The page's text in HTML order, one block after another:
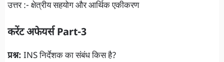
उत्तर :- क्षेत्रीय सहयोग और आर्थिक एकीकरण
करेंट अफेयर्सPart-3
प्रश्न: INS निर्देशक का संबंध किस है?